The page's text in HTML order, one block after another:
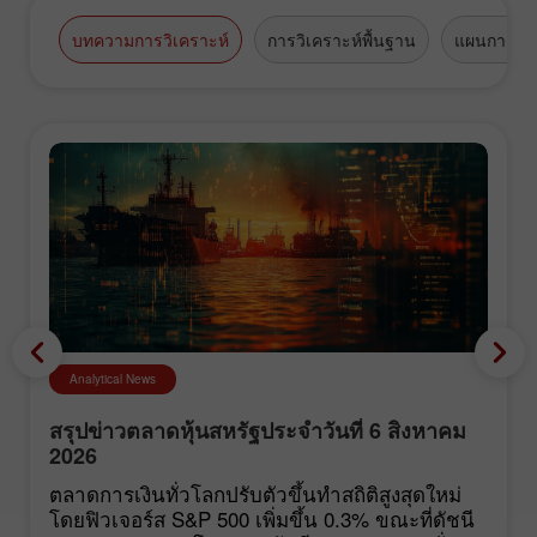
บทความการวิเคราะห์ การวิเคราะห์พื้นฐาน แผนการซื้
Analytical News
สรุปข่าวตลาดหุ้นสหรัฐประจำวันที่ 6 สิงหาคม
2026
ตลาดการเงินทั่วโลกปรับตัวขึ้นทำสถิติสูงสุดใหม่
โดยฟิวเจอร์ส S&P 500 เพิ่มขึ้น 0.3% ขณะที่ดัชนี